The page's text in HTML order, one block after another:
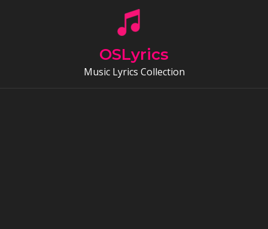
OSLyrics
Music Lyrics Collection